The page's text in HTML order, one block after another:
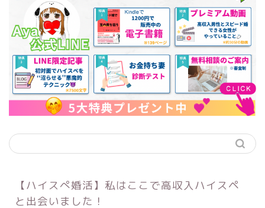
【ハイスぺ婚活】私はここで高収入ハイスペ
と出会いました！